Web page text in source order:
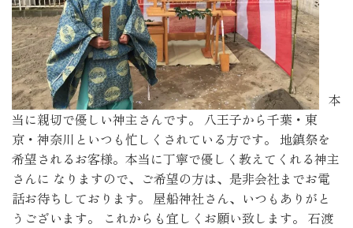
本
当に親切で優しい神主さんです。 八王子から千葉・東
京・神奈川といつも忙しくされている方です。 地鎮祭を
希望されるお客様。本当に丁寧で優しく教えてくれる神主
さんに なりますので、ご希望の方は、是非会社までお電
話お待ちしております。 屋船神社さん、いつもありがと
うございます。 これからも宜しくお願い致します。 石渡